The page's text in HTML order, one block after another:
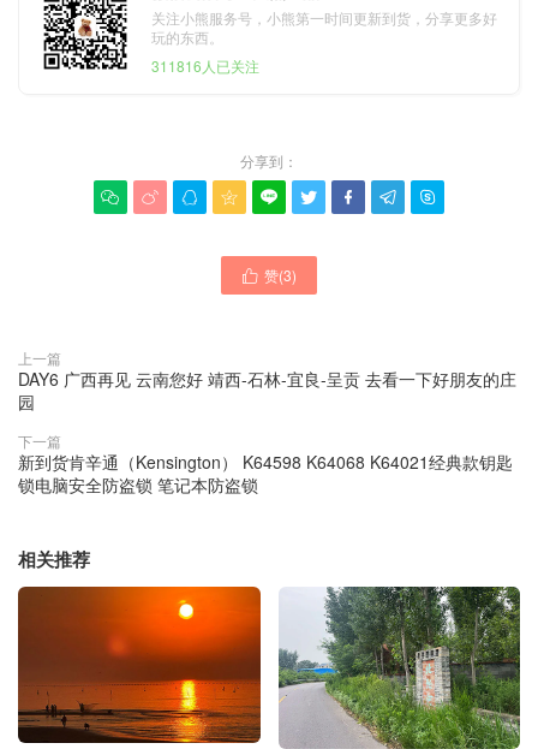
关注小熊服务号，小熊第一时间更新到货，分享更多好
玩的东西。
311816人已关注
分享到：
        
 赞(3)
上一篇
DAY6 广西再见 云南您好 靖西-石林-宜良-呈贡 去看一下好朋友的庄
园
下一篇
新到货肯辛通（Kensington） K64598 K64068 K64021经典款钥匙
锁电脑安全防盗锁 笔记本防盗锁
相关推荐